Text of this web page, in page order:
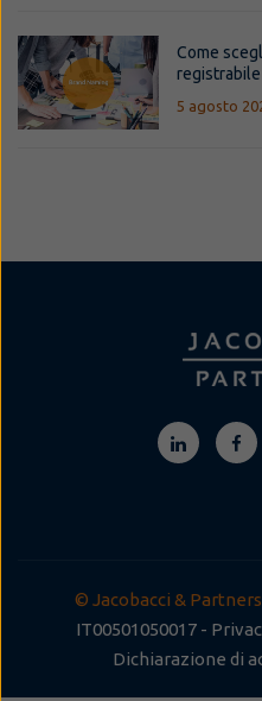
Come
5 agosto
© Jacobacci & Partners
IT00501050017 -
Dichiarazione di